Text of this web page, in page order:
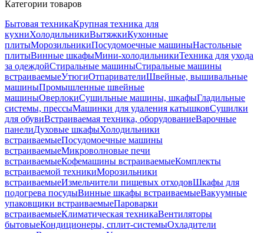
Категории товаров
Бытовая техникаКрупная техника для
кухниХолодильникиВытяжкиКухонные
плитыМорозильникиПосудомоечные машиныНастольные
плитыВинные шкафыМини-холодильникиТехника для ухода
за одеждойСтиральные машиныСтиральные машины
встраиваемыеУтюгиОтпаривателиШвейные, вышивальные
машиныПромышленные швейные
машиныОверлокиСушильные машины, шкафыГладильные
системы, прессыМашинки для удаления катышковСушилки
для обувиВстраиваемая техника, оборудованиеВарочные
панелиДуховые шкафыХолодильники
встраиваемыеПосудомоечные машины
встраиваемыеМикроволновые печи
встраиваемыеКофемашины встраиваемыеКомплекты
встраиваемой техникиМорозильники
встраиваемыеИзмельчители пищевых отходовШкафы для
подогрева посудыВинные шкафы встраиваемыеВакуумные
упаковщики встраиваемыеПароварки
встраиваемыеКлиматическая техникаВентиляторы
бытовыеКондиционеры, сплит-системыОхладители